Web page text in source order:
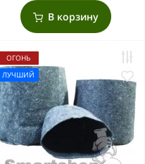
В корзину
ОГОНЬ
ЛУЧШИЙ